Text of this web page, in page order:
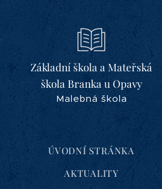
Základní škola a Mateřská
škola Branka u Opavy
Malebná škola
ÚVODNÍ STRÁNKA
AKTUALITY